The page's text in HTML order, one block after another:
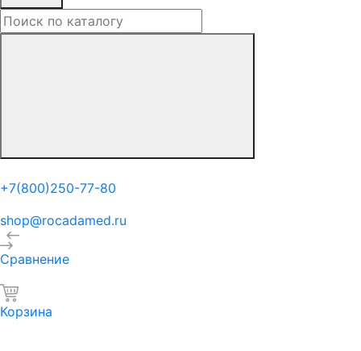
+7(800)250-77-80
shop@rocadamed.ru
Сравнение
Корзина